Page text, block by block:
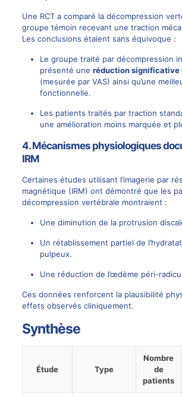
Une RCT a comparé la décompression
groupe témoin recevant une traction
Les conclusions étaient sans équivoque :
Le groupe traité par décompression
présenté une réduction significative
(mesurée par VAS) ainsi qu’une
fonctionnelle.
Les patients traités par traction
une amélioration moins marquée et
4. Mécanismes physiologiques
IRM
Certaines études utilisant l’imagerie par
magnétique (IRM) ont démontré que les
décompression vertébrale montraient :
Une diminution de la protrusion
Un rétablissement partiel de
pulpeux.
Une réduction de l’œdème péri-
Ces données renforcent la plausibilité
effets observés cliniquement.
Synthèse
Étude Type
Nombre
de
patients